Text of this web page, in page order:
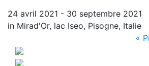
24 avril 2021 - 30 septembre 2021
in Mirad'Or, lac Iseo, Pisogne, Italie
«